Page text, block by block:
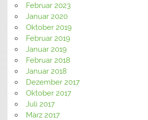
Februar 2023
Januar 2020
Oktober 2019
Februar 2019
Januar 2019
Februar 2018
Januar 2018
Dezember 2017
Oktober 2017
Juli 2017
März 2017